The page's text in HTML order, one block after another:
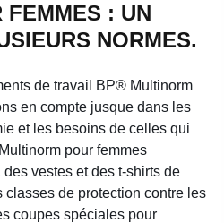
FEMMES : UN
NORMES.
de travail BP® Multinorm
en compte jusque dans les
et les besoins de celles qui
pour femmes
vestes et des t-shirts de
de protection contre les
coupes spéciales pour